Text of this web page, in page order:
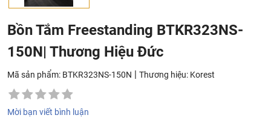
Bồn Tắm Freestanding BTKR323NS-
150N| Thương Hiệu Đức
Mã sản phẩm: BTKR323NS-150N | Thương hiệu: Korest
Mời bạn viết bình luận